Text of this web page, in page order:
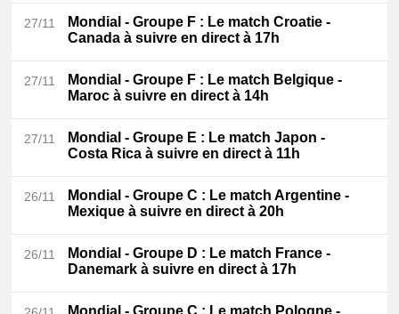
27/11 Mondial - Groupe F : Le match Croatie -
Canada à suivre en direct à 17h
27/11 Mondial - Groupe F : Le match Belgique -
Maroc à suivre en direct à 14h
27/11 Mondial - Groupe E : Le match Japon -
Costa Rica à suivre en direct à 11h
26/11 Mondial - Groupe C : Le match Argentine -
Mexique à suivre en direct à 20h
26/11 Mondial - Groupe D : Le match France -
Danemark à suivre en direct à 17h
Mondial - Groupe C : Le match Pologne -